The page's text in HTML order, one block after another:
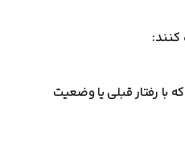
رفتار قبلی یا وضعیت